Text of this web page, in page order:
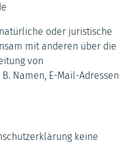
oder juristische
mit anderen über die
von
Namen, E-Mail-Adressen
keine